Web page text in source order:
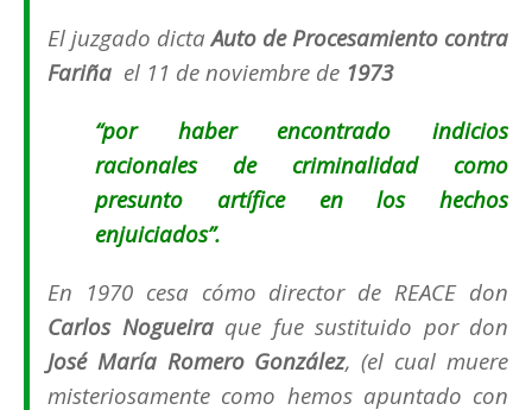
El juzgado dictaAuto de Procesamiento contra
Fariña el 11 de noviembre de 1973
“por haber encontrado indicios
racionales de criminalidad como
presunto artífice en los hechos
enjuiciados”.
En 1970 cesa cómo director de REACE don
Carlos Nogueiraque fue sustituido por don
José María Romero González, (el cual muere
misteriosamente como hemos apuntado con